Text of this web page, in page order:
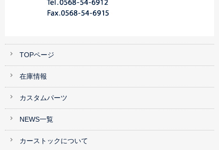
TOPページ
在庫情報
カスタムパーツ
NEWS一覧
カーストックについて